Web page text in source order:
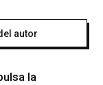
autor
la